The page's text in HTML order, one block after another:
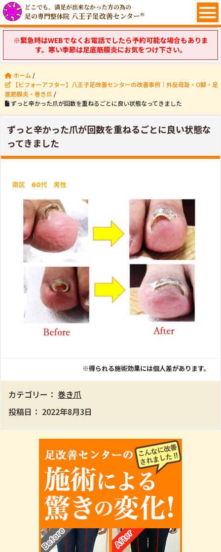
どこでも、満足が出来なかった方の為の
足の専門整体院 八王子足改善センター®
※緊急時はWEBでなくお電話でしたら予約可能な場合もありま
す。寒い季節は足底筋膜炎にお気をつけ下さい。
ホーム /
【ビフォーアフター】八王子足改善センターの改善事例｜外反母趾・O脚・足
底筋膜炎・巻き爪 /
ずっと辛かった爪が回数を重ねるごとに良い状態なってきました
ずっと辛かった爪が回数を重ねるごとに良い状態な
ってきました
※得られる施術効果には個人差があります。
カテゴリー： 巻き爪
投稿日： 2022年8月3日